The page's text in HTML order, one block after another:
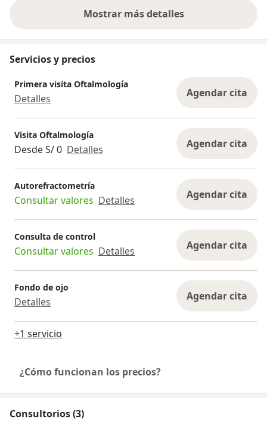
Mostrar más detalles
sobre la experiencia
Servicios y precios
Primera visita Oftalmología
Detalles Agendar cita
Visita Oftalmología
Desde S/ 0 Detalles Agendar cita
Autorefractometría
Consultar valores Detalles Agendar cita
Consulta de control
Consultar valores Detalles Agendar cita
Fondo de ojo
Detalles Agendar cita
+1 servicio
¿Cómo funcionan los precios?
Consultorios (3)